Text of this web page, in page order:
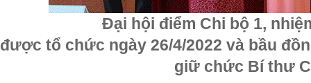
Đại hội điểm Chi bộ 1,
được tổ chức ngày 26/4/2022 và bầu
giữ chức Bí thư